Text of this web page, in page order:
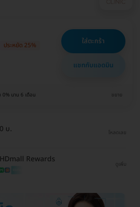
ประหยัด 25% ใส่ตะกร้า
แชทกับแอดมิน
นาน 6 เดือน ขยาย
บ. โหลดเลย
Rewards
ดูเพิ่ม